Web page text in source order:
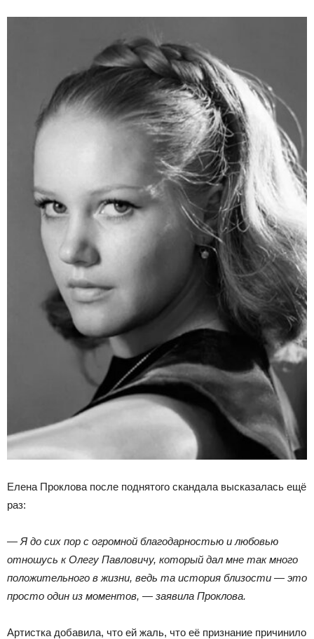
Елена Проклова после поднятого скандала высказалась ещё
раз:
— Я до сих пор с огромной благодарностью и любовью
отношусь к Олегу Павловичу, который дал мне так много
положительного в жизни, ведь та история близости — это
просто один из моментов, — заявила Проклова.
Артистка добавила, что ей жаль, что её признание причинило